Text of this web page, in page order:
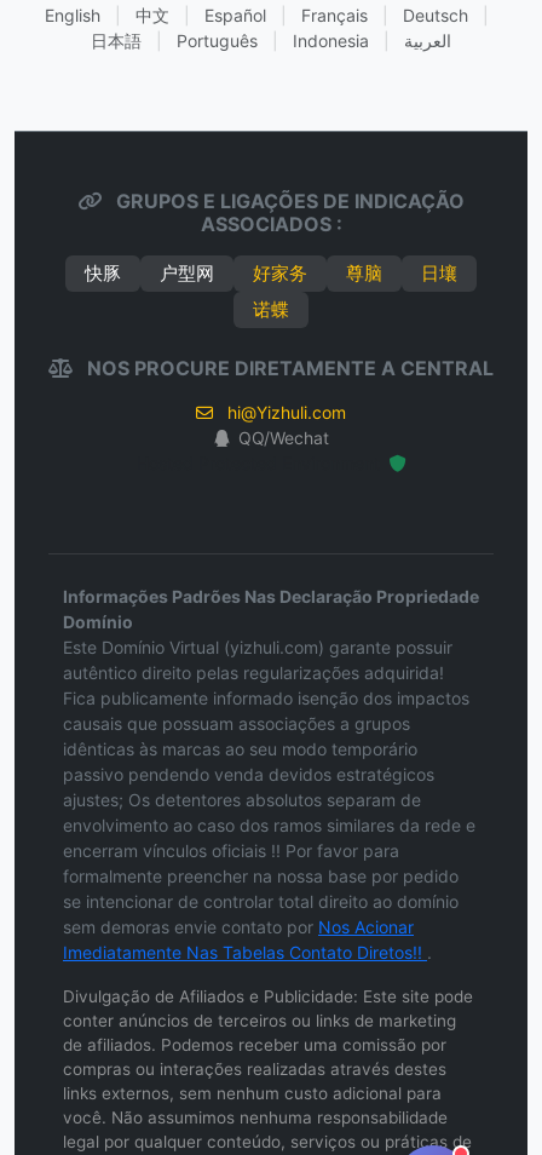
English 中文 Español Français Deutsch
日本語
Português Indonesia العربية
GRUPOS E LIGAÇÕES DE INDICAÇÃO
ASSOCIADOS :
快豚 户型网 好家务 尊脑
日壤
诺蝶
NOS PROCURE DIRETAMENTE A CENTRAL
hi@Yizhuli.com
QQ/Wechat
Informações Padrões Nas Declaração Propriedade
Domínio
Este Domínio Virtual (yizhuli.com) garante possuir
autêntico direito pelas regularizações adquirida!
Fica publicamente informado isenção dos impactos
causais que possuam associações a grupos
idênticas às marcas ao seu modo temporário
passivo pendendo venda devidos estratégicos
ajustes; Os detentores absolutos separam de
envolvimento ao caso dos ramos similares da rede e
encerram vínculos oficiais !! Por favor para
formalmente preencher na nossa base por pedido
se intencionar de controlar total direito ao domínio
sem demoras envie contato por Nos Acionar
Imediatamente Nas Tabelas Contato Diretos!! .
Divulgação de Afiliados e Publicidade: Este site pode
conter anúncios de terceiros ou links de marketing
de afiliados. Podemos receber uma comissão por
compras ou interações realizadas através destes
links externos, sem nenhum custo adicional para
você. Não assumimos nenhuma responsabilidade
legal por qualquer conteúdo, serviços ou práticas de